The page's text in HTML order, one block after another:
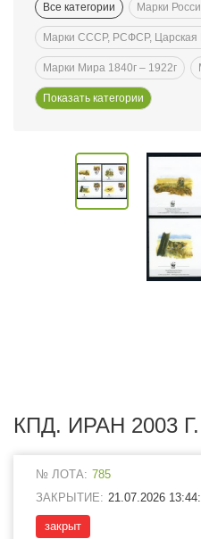
Все категории Марки
Марки СССР, РСФСР, Царская
Марки Мира 1840г – 1922г
КПД. ИРАН 2003
№ ЛОТА: 785
ЗАКРЫТИЕ: 21.07.2026
закрыт